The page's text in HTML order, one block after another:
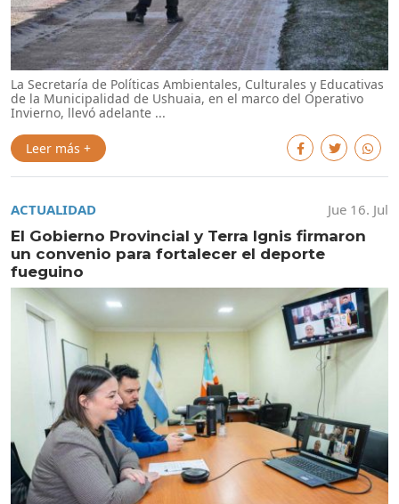
La Secretaría de Políticas Ambientales, Culturales y Educativas
de la Municipalidad de Ushuaia, en el marco del Operativo
Invierno, llevó adelante ...
Leer más +
ACTUALIDAD
Jue 16. Jul
El Gobierno Provincial y Terra Ignis firmaron
un convenio para fortalecer el deporte
fueguino